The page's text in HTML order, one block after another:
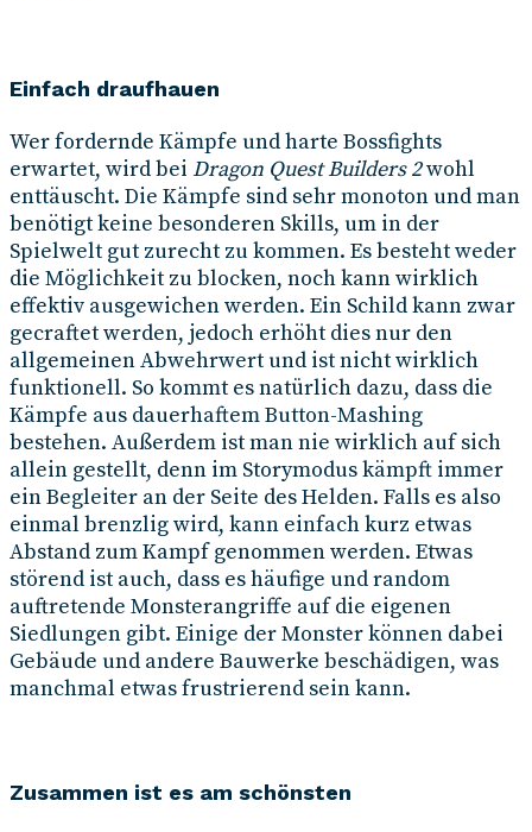
Einfach draufhauen
Wer fordernde Kämpfe und harte Bossfights
erwartet, wird bei Dragon Quest Builders 2wohl
enttäuscht. Die Kämpfe sind sehr monoton und man
benötigt keine besonderen Skills, um in der
Spielwelt gut zurecht zu kommen. Es besteht weder
die Möglichkeit zu blocken, noch kann wirklich
effektiv ausgewichen werden. Ein Schild kann zwar
gecraftet werden, jedoch erhöht dies nur den
allgemeinen Abwehrwert und ist nicht wirklich
funktionell. So kommt es natürlich dazu, dass die
Kämpfe aus dauerhaftem Button-Mashing
bestehen. Außerdem ist man nie wirklich auf sich
allein gestellt, denn im Storymodus kämpft immer
ein Begleiter an der Seite des Helden. Falls es also
einmal brenzlig wird, kann einfach kurz etwas
Abstand zum Kampf genommen werden. Etwas
störend ist auch, dass es häufige und random
auftretende Monsterangriffe auf die eigenen
Siedlungen gibt. Einige der Monster können dabei
Gebäude und andere Bauwerke beschädigen, was
manchmal etwas frustrierend sein kann.
Zusammen ist es am schönsten